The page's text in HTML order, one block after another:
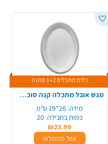
כלים מתכלים 1+2 מתנה
מגש אובל מתכלה קנה סוכר מודפס 20 יח' - כסף
מידה: 26*19 ס"מ
כמות בחבילה: 20
₪23.90
אזל מהמלאי